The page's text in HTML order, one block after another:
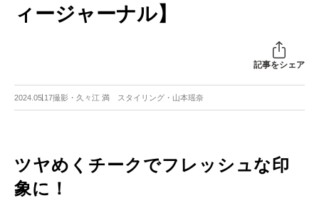
ィージャーナル】
記事をシェア
2024.05.17撮影・久々江 満 スタイリング・山本瑶奈
ツヤめくチークでフレッシュな印
象に！